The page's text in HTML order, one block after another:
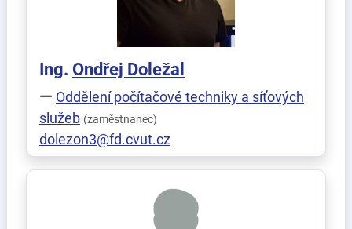
Ing. Ondřej Doležal
Oddělení počítačové techniky a síťových
služeb (zaměstnanec)
dolezon3@fd.cvut.cz